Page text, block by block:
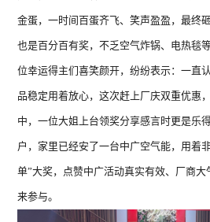
金蛋，一时间百蛋齐飞、笑声盈盈，最终
也是百分百有奖，不乏空气炸锅、电热毯
位幸运得主们喜笑颜开，纷纷表示：一直
品稳定用着放心，这次赶上厂庆双重优惠
中，一位大姐上台领奖分享感言时更是乐
户，家里已经安了一台中广空气能，用着
单”大奖，点赞中广活动真实有效、厂商
来参与。